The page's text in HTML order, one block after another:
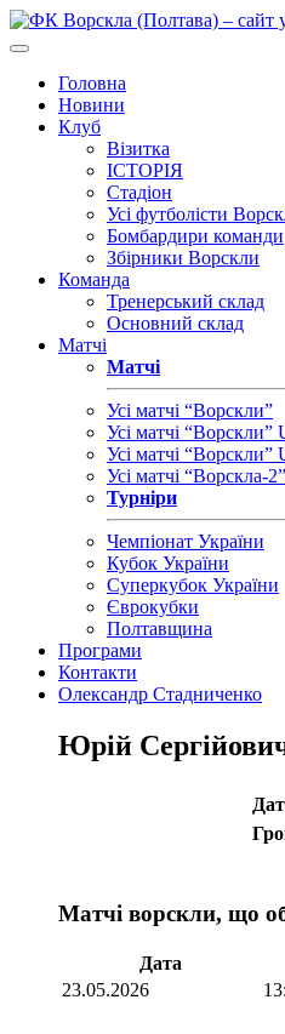
Головна
Новини
Клуб
Візитка
ІСТОРІЯ
Стадіон
Усі футболісти
Бомбардири команди
Збірники Ворскли
Команда
Тренерський склад
Основний склад
Матчі
Матчі
Усі матчі “Ворскли”
Усі матчі “Ворскли”
Усі матчі “Ворскли”
Усі матчі “Ворскла-2”
Турніри
Чемпіонат України
Кубок України
Суперкубок України
Єврокубки
Полтавщина
Програми
Контакти
Олександр Стадниченко
Юрій
Матчі ворскли, що
Дата
23.05.2026